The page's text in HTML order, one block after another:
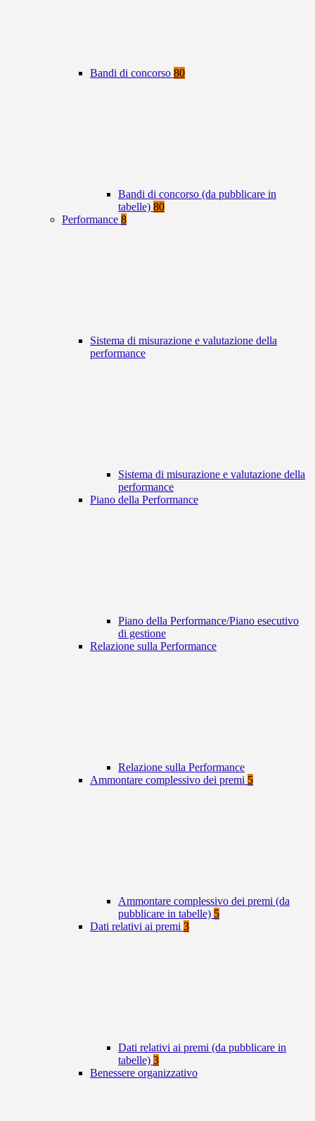
Bandi di concorso 80
Bandi di concorso (da pubblicare in
tabelle) 80
Performance 8
Sistema di misurazione e valutazione della
performance
Sistema di misurazione e valutazione della
performance
Piano della Performance
Piano della Performance/Piano esecutivo
di gestione
Relazione sulla Performance
Relazione sulla Performance
Ammontare complessivo dei premi 5
Ammontare complessivo dei premi (da
pubblicare in tabelle) 5
Dati relativi ai premi 3
Dati relativi ai premi (da pubblicare in
tabelle) 3
Benessere organizzativo